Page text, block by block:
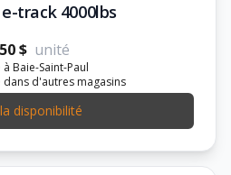
track 4000lbs
$ unité
Baie-Saint-Paul
d'autres magasins
disponibilité